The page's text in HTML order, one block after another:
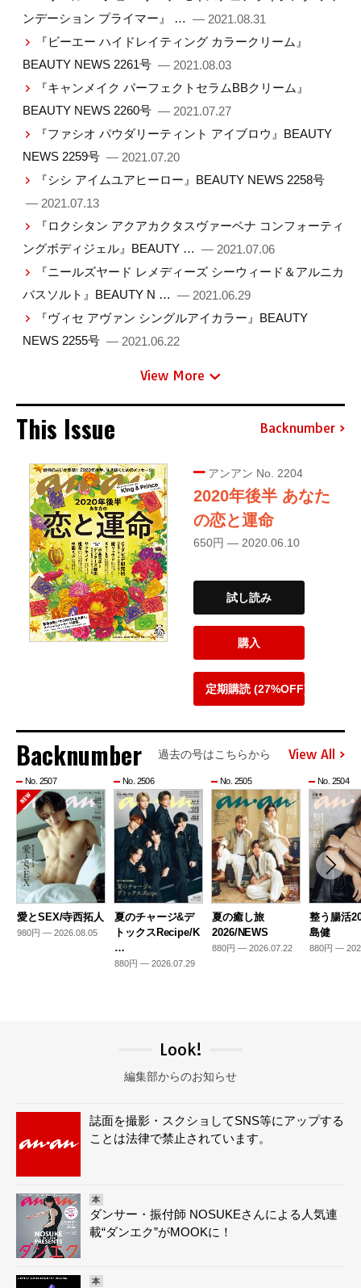
ンデーション プライマー』 … — 2021.08.31
『ビーエー ハイドレイティング カラークリーム』
BEAUTY NEWS 2261号 — 2021.08.03
『キャンメイク パーフェクトセラムBBクリーム』
BEAUTY NEWS 2260号 — 2021.07.27
『ファシオ パウダリーティント アイブロウ』BEAUTY
NEWS 2259号 — 2021.07.20
『シシ アイムユアヒーロー』BEAUTY NEWS 2258号
— 2021.07.13
『ロクシタン アクアカクタスヴァーベナ コンフォーティ
ングボディジェル』BEAUTY … — 2021.07.06
『ニールズヤード レメディーズ シーウィード＆アルニカ
バスソルト』BEAUTY N … — 2021.06.29
『ヴィセ アヴァン シングルアイカラー』BEAUTY
NEWS 2255号 — 2021.06.22
View More
This Issue Backnumber
アンアン No. 2204
2020年後半 あなた
の恋と運命
650円 — 2020.06.10
試し読み
購入
定期購読 (27%OFF)
Backnumber 過去の号はこちらから View All
No. 2507
愛とSEX/寺西拓人
980円 — 2026.08.05
No. 2506
夏のチャージ&デ
トックスRecipe/K
…
880円 — 2026.07.29
No. 2505
夏の癒し旅
2026/NEWS
880円 — 2026.07.22
No. 2504
整う腸活
島健
880円 —
Look!
編集部からのお知らせ
誌面を撮影・スクショしてSNS等にアップする
ことは法律で禁止されています。
本
ダンサー・振付師 NOSUKEさんによる人気連
載“ダンエク”がMOOKに！
本